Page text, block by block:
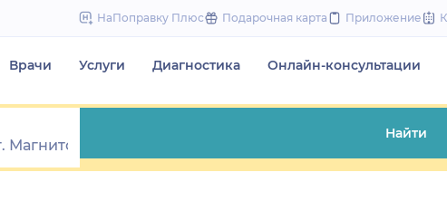
to
НаПоправку Плюс Подарочная карта Приложение
Врачи Услуги Диагностика Онлайн-консультации
Найти